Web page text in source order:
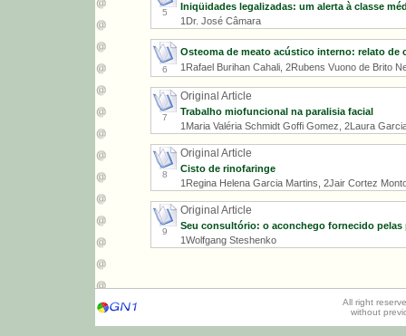
5
Iniqüidades legalizadas: um alerta à classe
1Dr. José Câmara
6
Osteoma de meato acústico interno: relato de
1Rafael Burihan Cahali, 2Rubens Vuono de Brito
7
Original Article
Trabalho miofuncional na paralisia facial
1Maria Valéria Schmidt Goffi Gomez, 2Laura
8
Original Article
Cisto de rinofaringe
1Regina Helena Garcia Martins, 2Jair Cortez
9
Original Article
Seu consultório: o aconchego fornecido pelas
1Wolfgang Steshenko
All right
without